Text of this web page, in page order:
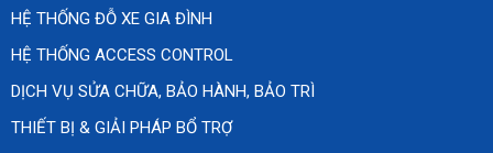
HỆ THỐNG ĐỖ XE GIA ĐÌNH
HỆ THỐNG ACCESS CONTROL
DỊCH VỤ SỬA CHỮA, BẢO HÀNH, BẢO TRÌ
THIẾT BỊ & GIẢI PHÁP BỔ TRỢ